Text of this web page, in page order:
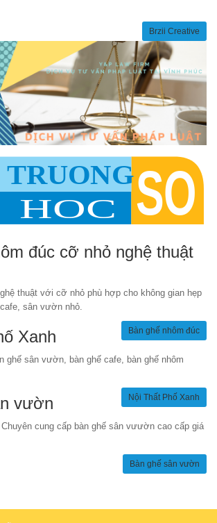
Brzii Creative
đúc cỡ nhỏ nghệ thuật
thuật với cỡ nhỏ phù hợp cho không gian hẹp
sân vườn nhỏ.
Bàn ghế nhôm đúc
Xanh
ghế sân vườn, bàn ghế cafe, bàn ghế nhôm
Nội Thất Phố Xanh
vườn
cung cấp bàn ghế sân vưườn cao cấp giá
Bàn ghế sân vườn